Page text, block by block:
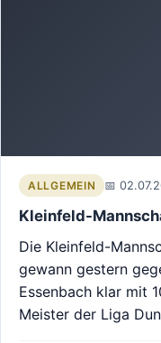
ALLGEMEIN
Kleinfeld-
Die Kleinfeld-
gewann gestern
Essenbach klar mit
Meister der Liga